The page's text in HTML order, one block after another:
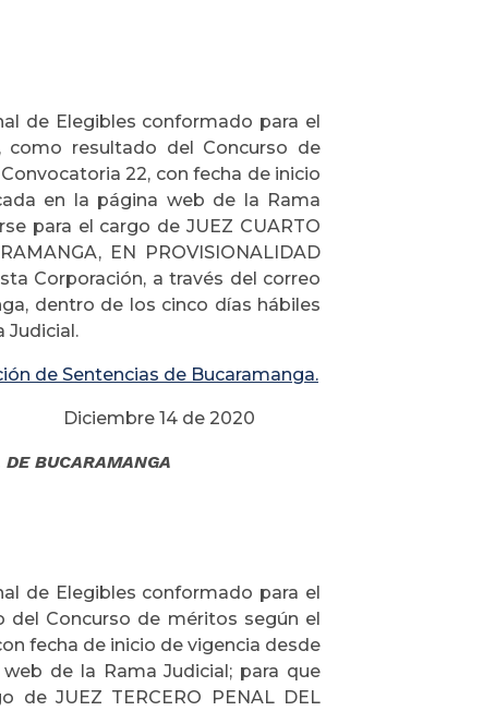
de Elegibles conformado para el
como resultado del Concurso de
22, con fecha de inicio
en la página web de la Rama
para el cargo de JUEZ CUARTO
EN PROVISIONALIDAD
Corporación, a través del correo
dentro de los cinco días hábiles
Judicial.
de Sentencias de Bucaramanga.
2020
BUCARAMANGA
de Elegibles conformado para el
del Concurso de méritos según el
fecha de inicio de vigencia desde
de la Rama Judicial; para que
JUEZ TERCERO PENAL DEL